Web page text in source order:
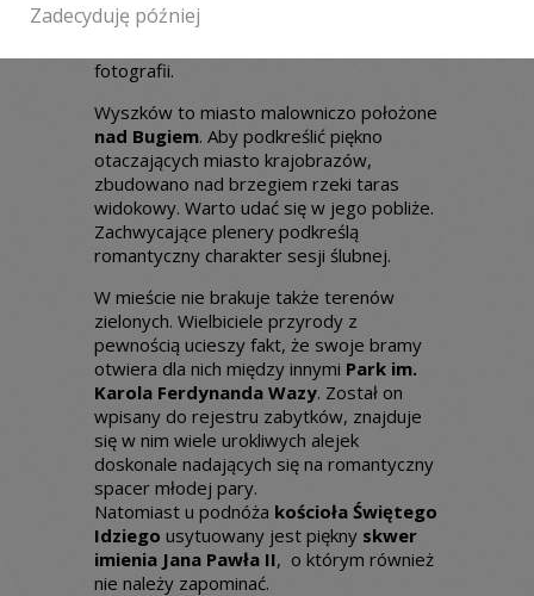
Częstochowskiej
fotografii.
Wyszków to miasto malowniczo położone
nad Bugiem. Aby podkreślić piękno
otaczających miasto krajobrazów,
zbudowano nad brzegiem rzeki taras
widokowy. Warto udać się w jego pobliże.
Zachwycające plenery podkreślą
romantyczny charakter sesji ślubnej.
W mieście nie brakuje także terenów
zielonych. Wielbiciele przyrody z
pewnością ucieszy fakt, że swoje bramy
otwiera dla nich między innymi Park im.
Karola Ferdynanda Wazy. Został on
wpisany do rejestru zabytków, znajduje
się w nim wiele urokliwych alejek
doskonale nadających się na romantyczny
spacer młodej pary.
Natomiast u podnóża kościoła Świętego
Idziego usytuowany jest piękny skwer
imienia Jana Pawła II, o którym również
nie należy zapominać.
Zadecyduję później